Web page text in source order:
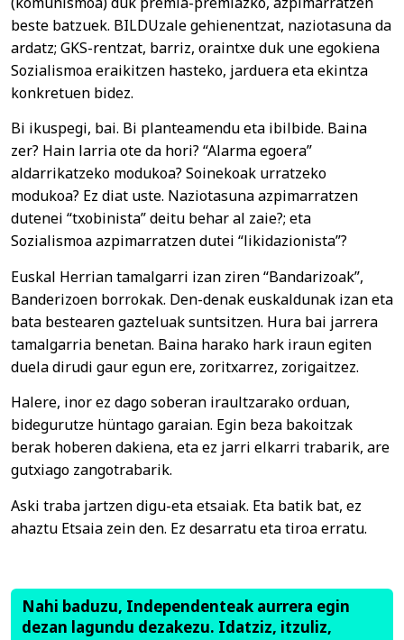
beste batzuek. BILDUzale gehienentzat, naziotasuna da
ardatz; GKS-rentzat, barriz, oraintxe duk une egokiena
Sozialismoa eraikitzen hasteko, jarduera eta ekintza
konkretuen bidez.
Bi ikuspegi, bai. Bi planteamendu eta ibilbide. Baina
zer? Hain larria ote da hori? “Alarma egoera”
aldarrikatzeko modukoa? Soinekoak urratzeko
modukoa? Ez diat uste. Naziotasuna azpimarratzen
dutenei “txobinista” deitu behar al zaie?; eta
Sozialismoa azpimarratzen dutei “likidazionista”?
Euskal Herrian tamalgarri izan ziren “Bandarizoak”,
Banderizoen borrokak. Den-denak euskaldunak izan eta
bata bestearen gazteluak suntsitzen. Hura bai jarrera
tamalgarria benetan. Baina harako hark iraun egiten
duela dirudi gaur egun ere, zoritxarrez, zorigaitzez.
Halere, inor ez dago soberan iraultzarako orduan,
bidegurutze hüntago garaian. Egin beza bakoitzak
berak hoberen dakiena, eta ez jarri elkarri trabarik, are
gutxiago zangotrabarik.
Aski traba jartzen digu-eta etsaiak. Eta batik bat, ez
ahaztu Etsaia zein den. Ez desarratu eta tiroa erratu.
Nahi baduzu, Independenteak aurrera egin
dezan lagundu dezakezu. Idatziz, itzuliz,